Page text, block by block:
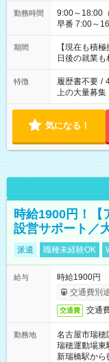
勤務時間
9:00～18:00（休憩60分） ■ご希
早番 7:00～16:00 遅番
い」 「余裕
たくない」 など
の方へ 今ご
の勤務時間。
期間
【現在も積
日後の就業も
特徴 履歴書不要 /
上の大量募集
気になる！
時給1900円！【
設営サポート／
派遣 職種未経験OK
給与
時給1900円
交通費別
交通費 交通
勤務地
名古屋市瑞穂
瑞穂運動場東
新瑞橋駅から